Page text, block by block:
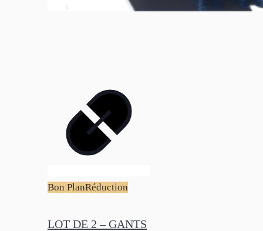
Bon PlanRéduction
LOT DE 2 – GANTS